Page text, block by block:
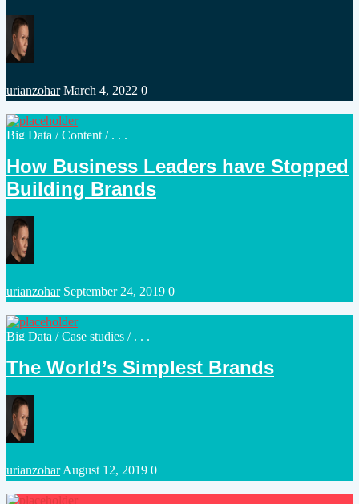
Posted
by
urianzohar March 4, 2022 0
Posted
Big Data /Content / . . .
How Business Leaders have Stopped
Building Brands
Posted
by
urianzohar September 24, 2019 0
Posted
Big Data /Case studies / . . .
The World’s Simplest Brands
Posted
by
urianzohar August 12, 2019 0